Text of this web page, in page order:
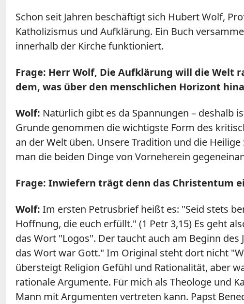
Schon seit Jahren beschäftigt sich Hubert Wolf,
Katholizismus und Aufklärung. Ein Buch
innerhalb der Kirche funktioniert.
Frage: Herr Wolf, Die Aufklärung will die
dem, was über den menschlichen Horizont
Wolf: Natürlich gibt es da Spannungen – deshalb
Grunde genommen die wichtigste Form des
an der Welt üben. Unsere Tradition und die
man die beiden Dinge von Vorneherein
Frage: Inwiefern trägt denn das Christentum
Wolf: Im ersten Petrusbrief heißt es: "Seid stets
Hoffnung, die euch erfüllt." (1 Petr 3,15) Es geht
das Wort "Logos". Der taucht auch am Beginn
das Wort war Gott." Im Original steht dort nicht
übersteigt Religion Gefühl und Rationalität, aber
rationale Argumente. Für mich als Theologe und
Mann mit Argumenten vertreten kann. Papst